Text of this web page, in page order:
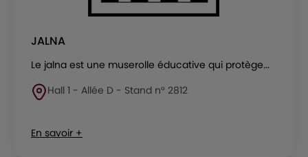
JALNA
Le jalna est une muserolle éducative qui protège...
Hall 1 - Allée D - Stand n° 2812
En savoir +